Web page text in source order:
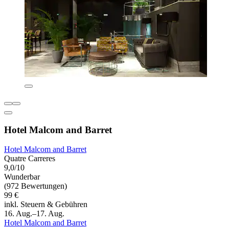
Hotel Malcom and Barret
Hotel Malcom and Barret
Quatre Carreres
9,0/10
Wunderbar
(972 Bewertungen)
99 €
inkl. Steuern & Gebühren
16. Aug.–17. Aug.
Hotel Malcom and Barret